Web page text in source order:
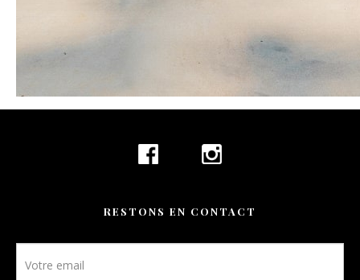
RESTONS EN CONTACT
Newsletter